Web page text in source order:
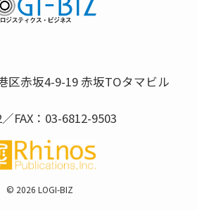
区赤坂4-9-19 赤坂TOタマビル
FAX：03-6812-9503
© 2026 LOGI-BIZ